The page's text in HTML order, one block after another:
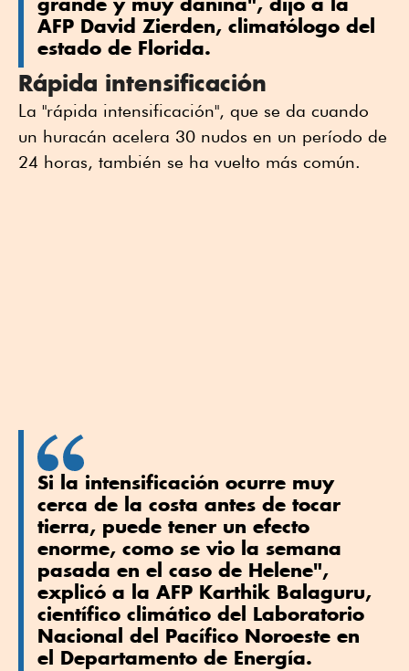
AFP David Zierden, climatólogo del
estado de Florida.
Rápida intensificación
La "rápida intensificación", que se da cuando
un huracán acelera 30 nudos en un período de
24 horas, también se ha vuelto más común.
Si la intensificación ocurre muy
cerca de la costa antes de tocar
tierra, puede tener un efecto
enorme, como se vio la semana
pasada en el caso de Helene",
explicó a la AFP Karthik Balaguru,
científico climático del Laboratorio
Nacional del Pacífico Noroeste en
el Departamento de Energía.